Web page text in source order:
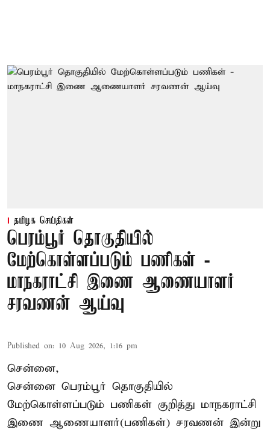
தமிழக செய்திகள்
பெரம்பூர் தொகுதியில்
மேற்கொள்ளப்படும் பணிகள் -
மாநகராட்சி இணை ஆணையாளர்
சரவணன் ஆய்வு
Published on: 10 Aug 2026, 1:16 pm
சென்னை,
சென்னை பெரம்பூர் தொகுதியில்
மேற்கொள்ளப்படும் பணிகள் குறித்து மாநகராட்சி
இணை ஆணையாளர்(பணிகள்) சரவணன் இன்று